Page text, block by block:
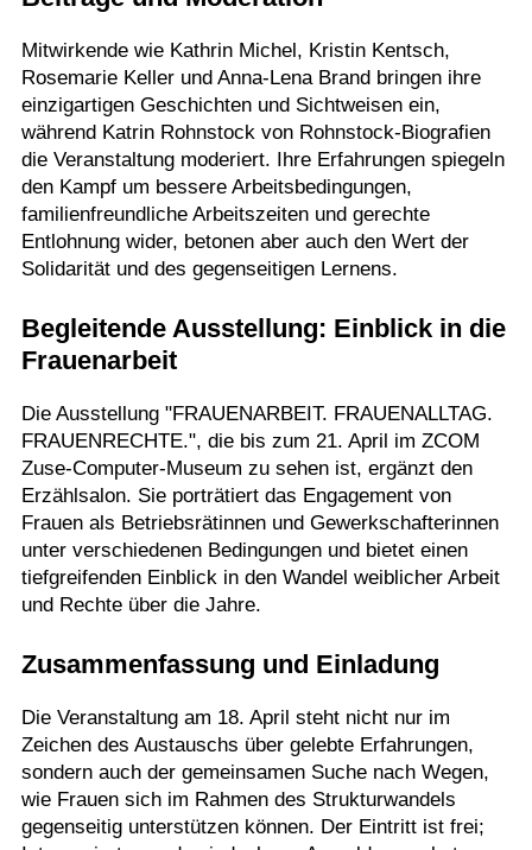
Mitwirkende wie Kathrin Michel, Kristin Kentsch,
Rosemarie Keller und Anna-Lena Brand bringen ihre
einzigartigen Geschichten und Sichtweisen ein,
während Katrin Rohnstock von Rohnstock-Biografien
die Veranstaltung moderiert. Ihre Erfahrungen spiegeln
den Kampf um bessere Arbeitsbedingungen,
familienfreundliche Arbeitszeiten und gerechte
Entlohnung wider, betonen aber auch den Wert der
Solidarität und des gegenseitigen Lernens.
Begleitende Ausstellung: Einblick in die
Frauenarbeit
Die Ausstellung "FRAUENARBEIT. FRAUENALLTAG.
FRAUENRECHTE.", die bis zum 21. April im ZCOM
Zuse-Computer-Museum zu sehen ist, ergänzt den
Erzählsalon. Sie porträtiert das Engagement von
Frauen als Betriebsrätinnen und Gewerkschafterinnen
unter verschiedenen Bedingungen und bietet einen
tiefgreifenden Einblick in den Wandel weiblicher Arbeit
und Rechte über die Jahre.
Zusammenfassung und Einladung
Die Veranstaltung am 18. April steht nicht nur im
Zeichen des Austauschs über gelebte Erfahrungen,
sondern auch der gemeinsamen Suche nach Wegen,
wie Frauen sich im Rahmen des Strukturwandels
gegenseitig unterstützen können. Der Eintritt ist frei;